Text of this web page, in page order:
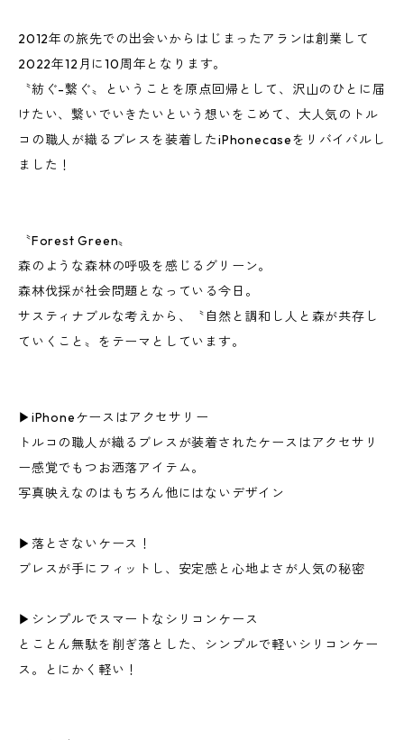
2012年の旅先での出会いからはじまったアランは創業して
2022年12月に10周年となります。
〝紡ぐ-繋ぐ〟ということを原点回帰として、沢山のひとに届
けたい、繋いでいきたいという想いをこめて、大人気のトル
コの職人が織るブレスを装着したiPhonecaseをリバイバルし
ました！
〝Forest Green〟
森のような森林の呼吸を感じるグリーン。
森林伐採が社会問題となっている今日。
サスティナブルな考えから、〝自然と調和し人と森が共存し
ていくこと〟をテーマとしています。
▶︎iPhoneケースはアクセサリー
トルコの職人が織るブレスが装着されたケースはアクセサリ
ー感覚でもつお洒落アイテム。
写真映えなのはもちろん他にはないデザイン
▶︎落とさないケース！
ブレスが手にフィットし、安定感と心地よさが人気の秘密
▶︎シンプルでスマートなシリコンケース
とことん無駄を削ぎ落とした、シンプルで軽いシリコンケー
ス。とにかく軽い！